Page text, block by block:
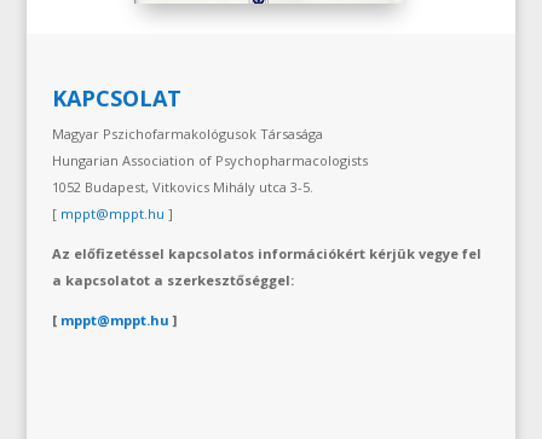
KAPCSOLAT
Magyar Pszichofarmakológusok Társasága
Hungarian Association of Psychopharmacologists
1052 Budapest, Vitkovics Mihály utca 3-5.
[ mppt@mppt.hu ]
Az előfizetéssel kapcsolatos információkért kérjük vegye fel
a kapcsolatot a szerkesztőséggel:
[ mppt@mppt.hu ]